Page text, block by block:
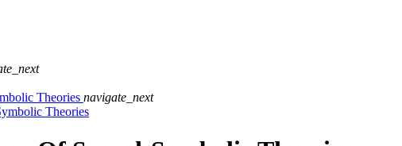
Theories navigate_next
Theories